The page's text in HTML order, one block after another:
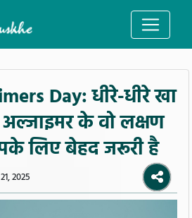
Day: धीरे-धीरे खा
अल्जाइमर के वो लक्षण
लिए बेहद जरूरी है
2025